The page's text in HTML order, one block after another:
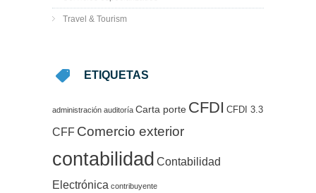
Travel & Tourism
ETIQUETAS
administración auditoría Carta porte CFDI CFDI 3.3
CFF Comercio exterior
contabilidad Contabilidad
Electrónica contribuyente